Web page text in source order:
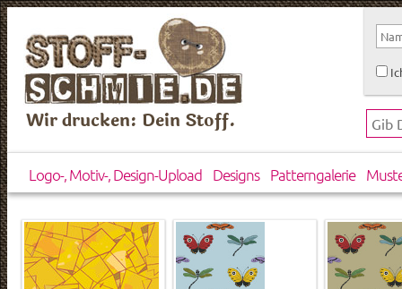
Wir drucken: Dein Stoff.
Logo-, Motiv-, Design-Upload Designs Patterngalerie